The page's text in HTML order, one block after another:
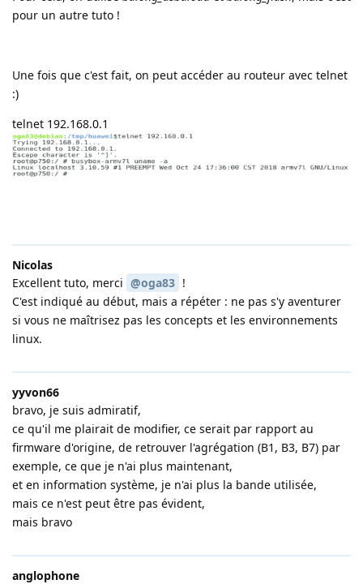
pour un autre tuto !
Une fois que c'est fait, on peut accéder au routeur avec telnet
:)
telnet 192.168.0.1
Nicolas
Excellent tuto, merci @oga83 !
C'est indiqué au début, mais a répéter : ne pas s'y aventurer
si vous ne maîtrisez pas les concepts et les environnements
linux.
yyvon66
bravo, je suis admiratif,
ce qu'il me plairait de modifier, ce serait par rapport au
firmware d'origine, de retrouver l'agrégation (B1, B3, B7) par
exemple, ce que je n'ai plus maintenant,
et en information système, je n'ai plus la bande utilisée,
mais ce n'est peut être pas évident,
mais bravo
anglophone